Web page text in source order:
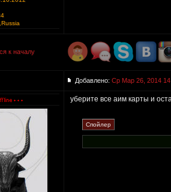
к началу
Добавлено: Ср Мар 26, 2014
уберите все аим карты и